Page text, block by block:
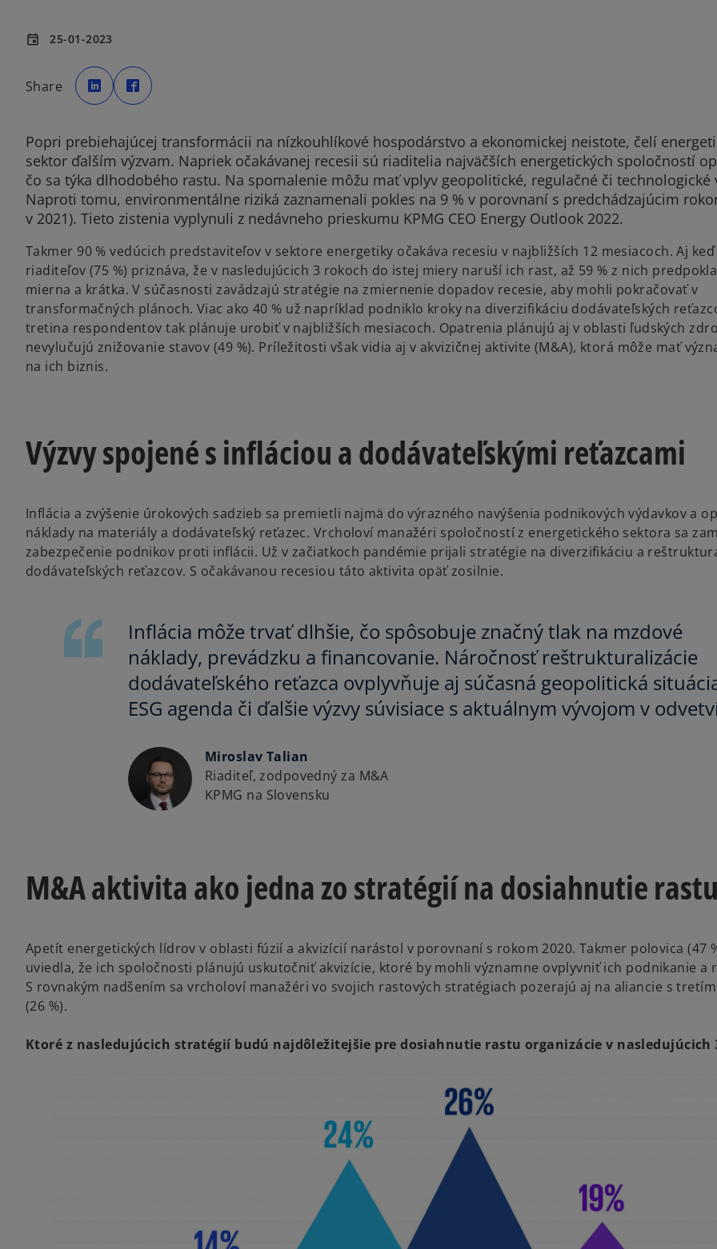
event 25-01-2023
Share
o
p
e
n
a
n
e
w
t
a
b
p
e
a
n
e
w
t
a
b
Popri prebiehajúcej transformácii na nízkouhlíkové hospodárstvo a ekonomickej neistote, čelí
sektor ďalším výzvam. Napriek očakávanej recesii sú riaditelia najväčších energetických spoločností
čo sa týka dlhodobého rastu. Na spomalenie môžu mať vplyv geopolitické, regulačné či technologické
Naproti tomu, environmentálne riziká zaznamenali pokles na 9 % v porovnaní s predchádzajúcim
v 2021). Tieto zistenia vyplynuli z nedávneho prieskumu KPMG CEO Energy Outlook 2022.
Takmer 90 % vedúcich predstaviteľov v sektore energetiky očakáva recesiu v najbližších 12 mesiacoch. Aj keď
riaditeľov (75 %) priznáva, že v nasledujúcich 3 rokoch do istej miery naruší ich rast, až 59 % z nich
mierna a krátka. V súčasnosti zavádzajú stratégie na zmiernenie dopadov recesie, aby mohli pokračovať v
transformačných plánoch. Viac ako 40 % už napríklad podniklo kroky na diverzifikáciu dodávateľských
tretina respondentov tak plánuje urobiť v najbližších mesiacoch. Opatrenia plánujú aj v oblasti ľudských
nevylučujú znižovanie stavov (49 %). Príležitosti však vidia aj v akvizičnej aktivite (M&A), ktorá môže mať
na ich biznis.
Výzvy spojené s infláciou a dodávateľskými reťazcami
Inflácia a zvýšenie úrokových sadzieb sa premietli najmä do výrazného navýšenia podnikových výdavkov a
náklady na materiály a dodávateľský reťazec. Vrcholoví manažéri spoločností z energetického sektora sa
zabezpečenie podnikov proti inflácii. Už v začiatkoch pandémie prijali stratégie na diverzifikáciu a
dodávateľských reťazcov. S očakávanou recesiou táto aktivita opäť zosilnie.
Inflácia môže trvať dlhšie, čo spôsobuje značný tlak na mzdové
náklady, prevádzku a financovanie. Náročnosť reštrukturalizácie
dodávateľského reťazca ovplyvňuje aj súčasná geopolitická
ESG agenda či ďalšie výzvy súvisiace s aktuálnym vývojom v
Miroslav Talian
Riaditeľ, zodpovedný za M&A
KPMG na Slovensku
M&A aktivita ako jedna zo stratégií na dosiahnutie rastu
Apetít energetických lídrov v oblasti fúzií a akvizícií narástol v porovnaní s rokom 2020. Takmer polovica (47
uviedla, že ich spoločnosti plánujú uskutočniť akvizície, ktoré by mohli významne ovplyvniť ich podnikanie a
S rovnakým nadšením sa vrcholoví manažéri vo svojich rastových stratégiach pozerajú aj na aliancie s
(26 %).
Ktoré z nasledujúcich stratégií budú najdôležitejšie pre dosiahnutie rastu organizácie v nasledujúcich